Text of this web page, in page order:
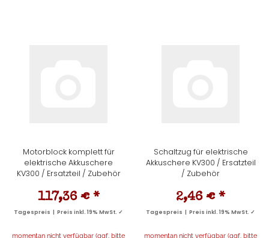
Motorblock komplett für
elektrische Akkuschere
KV300 / Ersatzteil / Zubehör
117,36 € *
Tagespreis | Preis inkl. 19% MwSt. ✓
momentan nicht verfügbar (ggf. bitte
Schaltzug für elektrische
Akkuschere KV300 / Ersatzteil
/ Zubehör
2,46 € *
Tagespreis | Preis inkl. 19% MwSt. ✓
momentan nicht verfügbar (ggf. bitte